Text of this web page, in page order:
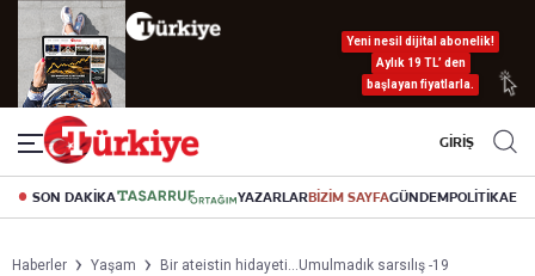
Yeni nesil dijital abonelik!
Aylık 19 TL’ den
başlayan fiyatlarla.
GİRİŞ
SON DAKİKA YAZARLARBİZİM SAYFAGÜNDEMPOLİTİKA
Haberler Yaşam Bir ateistin hidayeti...Umulmadık sarsılış -19